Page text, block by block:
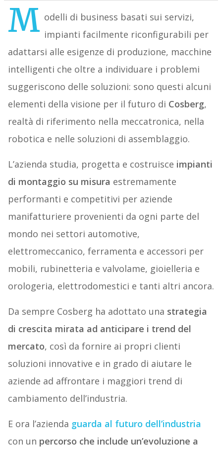
M odelli di business basati sui servizi,
impianti facilmente riconfigurabili per
adattarsi alle esigenze di produzione, macchine
intelligenti che oltre a individuare i problemi
suggeriscono delle soluzioni: sono questi alcuni
elementi della visione per il futuro di Cosberg,
realtà di riferimento nella meccatronica, nella
robotica e nelle soluzioni di assemblaggio.
L’azienda studia, progetta e costruisce impianti
di montaggio su misura estremamente
performanti e competitivi per aziende
manifatturiere provenienti da ogni parte del
mondo nei settori automotive,
elettromeccanico, ferramenta e accessori per
mobili, rubinetteria e valvolame, gioielleria e
orologeria, elettrodomestici e tanti altri ancora.
Da sempre Cosberg ha adottato una strategia
di crescita mirata ad anticipare i trend del
mercato, così da fornire ai propri clienti
soluzioni innovative e in grado di aiutare le
aziende ad affrontare i maggiori trend di
cambiamento dell’industria.
E ora l’azienda guarda al futuro dell’industria
con un percorso che include un’evoluzione a